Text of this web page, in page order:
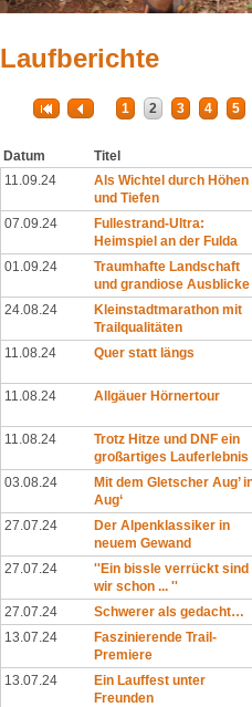
Laufberichte
1 2 3 4 5
Datum
Titel
11.09.24
Als Wichtel durch Höhen
und Tiefen
07.09.24
Fullestrand-Ultra:
Heimspiel an der Fulda
01.09.24
Traumhafte Landschaft
und grandiose Ausblicke
24.08.24
Kleinstadtmarathon mit
Trailqualitäten
11.08.24
Quer statt längs
11.08.24 Allgäuer Hörnertour
11.08.24
Trotz Hitze und DNF ein
großartiges Lauferlebnis
03.08.24
Mit dem Gletscher Aug’
Aug‘
27.07.24
Der Alpenklassiker in
neuem Gewand
27.07.24
''Ein bissle verrückt sind
wir schon ... ''
27.07.24
Schwerer als gedacht…
13.07.24
Faszinierende Trail-
Premiere
13.07.24
Ein Lauffest unter
Freunden